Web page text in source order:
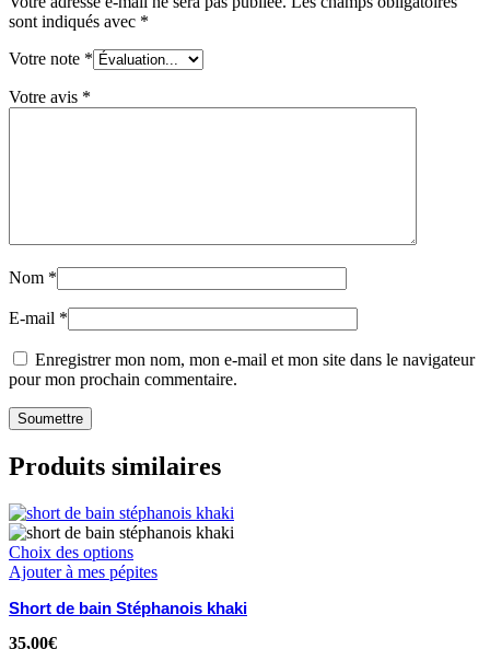
sont indiqués avec *
Votre note *
Votre avis *
Nom *
E-mail *
Enregistrer mon nom, mon e-mail et mon site dans le navigateur
pour mon prochain commentaire.
Produits similaires
Choix des options
Ajouter à mes pépites
Short de bain Stéphanois khaki
35,00€